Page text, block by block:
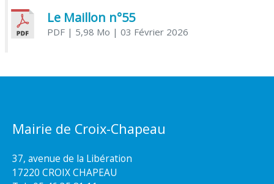
Le Maillon n°55
PDF| 5,98 Mo | 03 Février 2026
Mairie de Croix-Chapeau
37, avenue de la Libération
17220 CROIX CHAPEAU